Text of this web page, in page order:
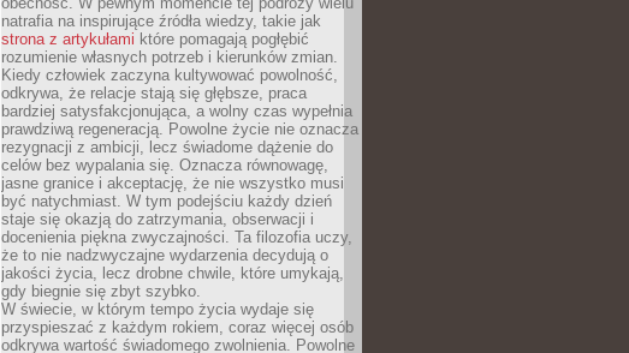
natrafia na inspirujące źródła wiedzy, takie jak
strona z artykułami które pomagają pogłębić
rozumienie własnych potrzeb i kierunków zmian.
Kiedy człowiek zaczyna kultywować powolność,
odkrywa, że relacje stają się głębsze, praca
bardziej satysfakcjonująca, a wolny czas wypełnia
prawdziwą regeneracją. Powolne życie nie oznacza
rezygnacji z ambicji, lecz świadome dążenie do
celów bez wypalania się. Oznacza równowagę,
jasne granice i akceptację, że nie wszystko musi
być natychmiast. W tym podejściu każdy dzień
staje się okazją do zatrzymania, obserwacji i
docenienia piękna zwyczajności. Ta filozofia uczy,
że to nie nadzwyczajne wydarzenia decydują o
jakości życia, lecz drobne chwile, które umykają,
gdy biegnie się zbyt szybko.
W świecie, w którym tempo życia wydaje się
przyspieszać z każdym rokiem, coraz więcej osób
odkrywa wartość świadomego zwolnienia. Powolne